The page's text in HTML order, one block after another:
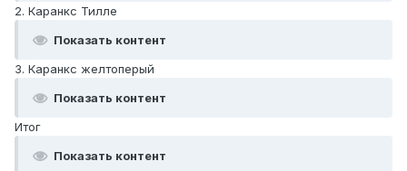
2. Каранкс Тилле
Показать контент
3. Каранкс желтоперый
Показать контент
Итог
Показать контент